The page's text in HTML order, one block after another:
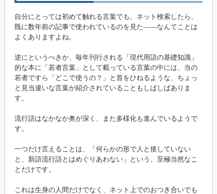
自分にとっては初めて触れる言葉でも、ネット検索したら、
既に数年前の記事で使われているのを見た――なんてことは
よくありますよね。
逆にというべきか、毎年刊行される「現代用語の基礎知識」
的な本に「若者言葉」として載っている言葉の中には、当の
若者ですら「どこで使うの？」と首をひねるような、ちょっ
と見当違いな言葉が紹介されていることもしばしばありま
す。
流行語はなかなか奥が深く、また多様化も進んでいるようで
す。
一つだけ言えることは、「何らかの形で人と接していない
と、新語流行語とはめぐりあわない」という、至極当然なこ
とだけです。
これは生身の人間だけでなく、ネット上でのおつき合いでも